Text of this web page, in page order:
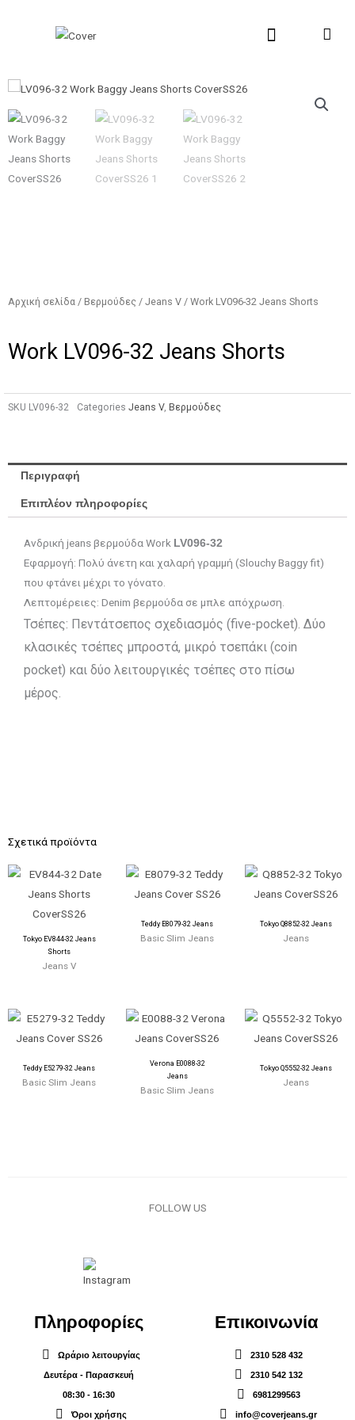
Αρχική σελίδα / Βερμούδες / Jeans V / Work LV096-32 Jeans Shorts
Work LV096-32 Jeans Shorts
SKU LV096-32 Categories Jeans V, Βερμούδες
Περιγραφή
Επιπλέον πληροφορίες
Ανδρική jeans βερμούδα Work LV096-32
Εφαρμογή: Πολύ άνετη και χαλαρή γραμμή (Slouchy Baggy fit)
που φτάνει μέχρι το γόνατο.
Λεπτομέρειες: Denim βερμούδα σε μπλε απόχρωση.
Τσέπες: Πεντάτσεπος σχεδιασμός (five-pocket). Δύο
κλασικές τσέπες μπροστά, μικρό τσεπάκι (coin
pocket) και δύο λειτουργικές τσέπες στο πίσω
μέρος.
Σχετικά προϊόντα
Tokyo EV844-32 Jeans
Shorts
Jeans V
Teddy E8079-32 Jeans
Basic Slim Jeans
Tokyo Q8852-32 Jeans
Jeans
Teddy E5279-32 Jeans
Basic Slim Jeans
Verona E0088-32
Jeans
Basic Slim Jeans
Tokyo Q5552-32 Jeans
Jeans
FOLLOW US
Πληροφορίες
Ωράριο λειτουργίας
Δευτέρα - Παρασκευή
08:30 - 16:30
Όροι χρήσης
Επικοινωνία
2310 528 432
2310 542 132
6981299563
info@coverjeans.gr